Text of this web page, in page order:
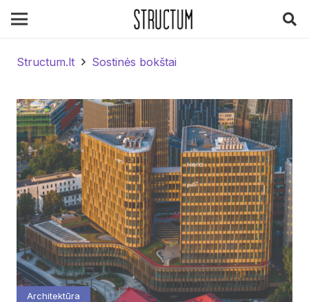
Structum.lt Sostinės bokštai
Architektūra